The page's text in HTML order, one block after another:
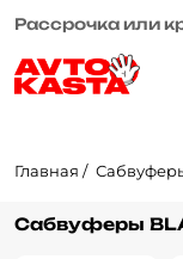
Рассрочка или
Главная
Сабвуферы